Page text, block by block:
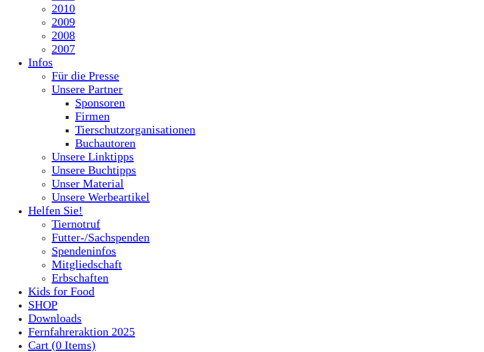
2010
2009
2008
2007
Infos
Für die Presse
Unsere Partner
Sponsoren
Firmen
Tierschutzorganisationen
Buchautoren
Unsere Linktipps
Unsere Buchtipps
Unser Material
Unsere Werbeartikel
Helfen Sie!
Tiernotruf
Futter-/Sachspenden
Spendeninfos
Mitgliedschaft
Erbschaften
Kids for Food
SHOP
Downloads
Fernfahreraktion 2025
Cart (0 Items)